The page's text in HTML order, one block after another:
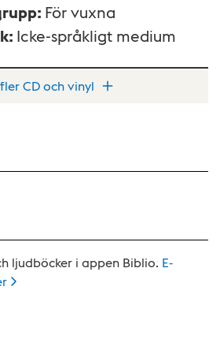
: För vuxna
: Icke-språkligt medium
CD och vinyl
ljudböcker i appen Biblio. E-